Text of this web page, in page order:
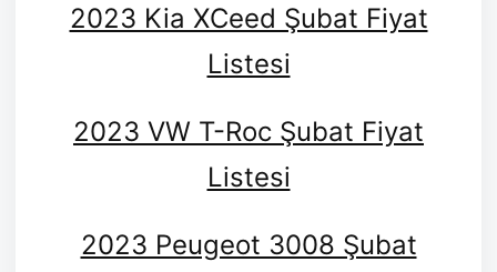
2023 Kia XCeed Şubat Fiyat
Listesi
2023 VW T-Roc Şubat Fiyat
Listesi
2023 Peugeot 3008 Şubat